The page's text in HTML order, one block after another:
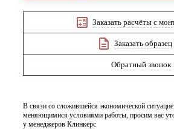
Заказать расчёты с
Заказать образец
Обратный звонок
В связи со сложившейся экономической
меняющимися условиями работы, просим вас
у менеджеров Клинкерс